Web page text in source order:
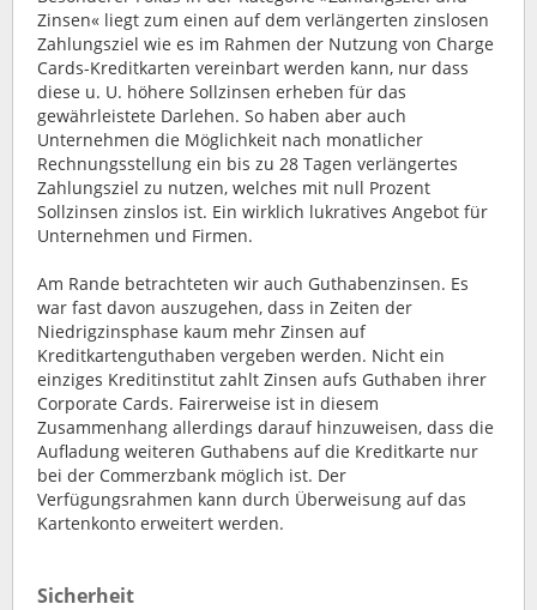
Zinsen« liegt zum einen auf dem verlängerten zinslosen
Zahlungsziel wie es im Rahmen der Nutzung von Charge
Cards-Kreditkarten vereinbart werden kann, nur dass
diese u. U. höhere Sollzinsen erheben für das
gewährleistete Darlehen. So haben aber auch
Unternehmen die Möglichkeit nach monatlicher
Rechnungsstellung ein bis zu 28 Tagen verlängertes
Zahlungsziel zu nutzen, welches mit null Prozent
Sollzinsen zinslos ist. Ein wirklich lukratives Angebot für
Unternehmen und Firmen.
Am Rande betrachteten wir auch Guthabenzinsen. Es
war fast davon auszugehen, dass in Zeiten der
Niedrigzinsphase kaum mehr Zinsen auf
Kreditkartenguthaben vergeben werden. Nicht ein
einziges Kreditinstitut zahlt Zinsen aufs Guthaben ihrer
Corporate Cards. Fairerweise ist in diesem
Zusammenhang allerdings darauf hinzuweisen, dass die
Aufladung weiteren Guthabens auf die Kreditkarte nur
bei der Commerzbank möglich ist. Der
Verfügungsrahmen kann durch Überweisung auf das
Kartenkonto erweitert werden.
Sicherheit